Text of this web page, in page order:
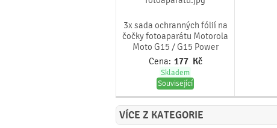
3x sada ochranných fólií na
čočky fotoaparátu Motorola
Moto G15 / G15 Power
Cena: 177 Kč
Skladem
Související
VÍCE Z KATEGORIE